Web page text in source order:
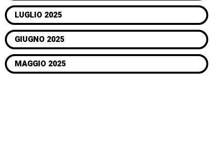
LUGLIO 2025
GIUGNO 2025
MAGGIO 2025